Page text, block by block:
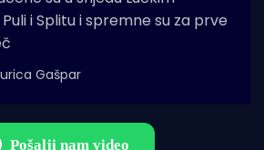
i Splitu i spremne su za prve
Gašpar